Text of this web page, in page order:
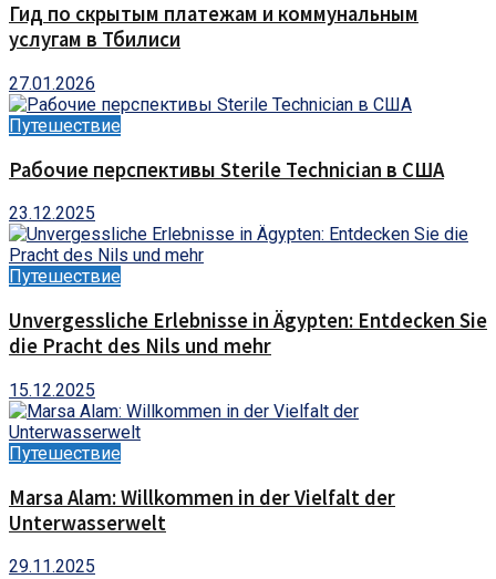
Гид по скрытым платежам и коммунальным
услугам в Тбилиси
27.01.2026
Путешествие
Рабочие перспективы Sterile Technician в США
23.12.2025
Путешествие
Unvergessliche Erlebnisse in Ägypten: Entdecken Sie
die Pracht des Nils und mehr
15.12.2025
Путешествие
Marsa Alam: Willkommen in der Vielfalt der
Unterwasserwelt
29.11.2025